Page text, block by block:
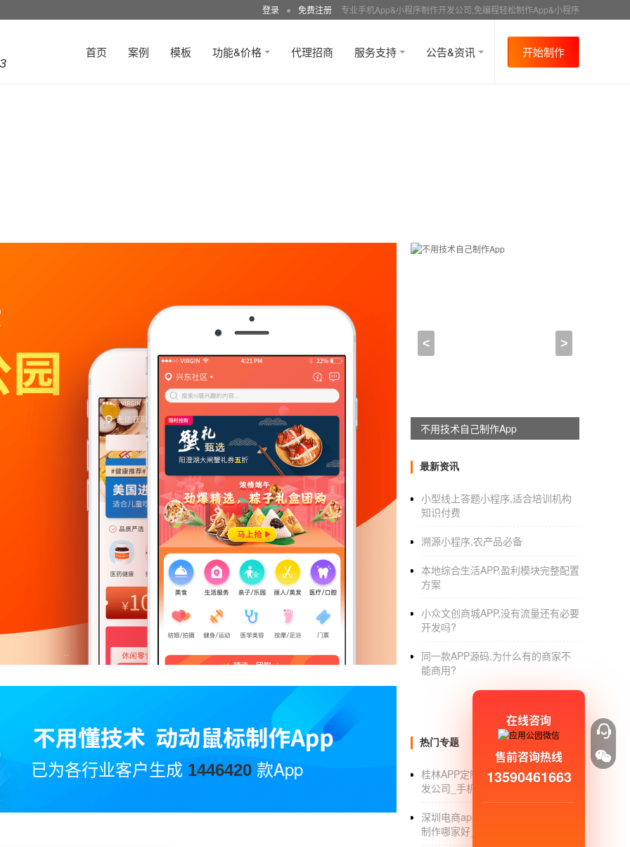
登录 ● 免费注册 专业手机App&小程序制作开发公司,免编程轻松制作App&小程序
首页 案例 模板 功能&价格 代理招商 服务支持 公告&资讯 开始制作
2021-12-05 16:30:00
【刘麦科技】到了一定年龄，创业几乎是每
字商务，作为流量时代的主流“吸金”工具，
app。毫不夸张地说，一款成功的app带来的好
然而，好处是显而易见的。
因此，很多正在创业的人，或者准备创业的
APP除了创意之外，还需要足够的“不可复制
的东西。
比如Tik Tok和微视。
那么为什么APP创业难呢？事实上，可以总结
1.技术难点：牛逼的应用大部分都是BAT，
2.扫一下注意力。APP的下载成本很高，消
几千万，但安装的应用不到30个。这足以说
推广难度
3.难养：即使用户愿意下载，下载后也难养。
有功能，会被用户无情卸载；如果APP有一
已为各行业客户生成 1446420 款App
< >
不用技术自己制作App
最新资讯
小型线上答题小程序,适合培训机构
知识付费
溯源小程序,农产品必备
本地综合生活APP,盈利模块完整配置
方案
小众文创商城APP,没有流量还有必要
开发吗?
同一款APP源码,为什么有的商家不
能商用?
热门专题
桂林APP定制_广西桂林APP定制开
发公司_手机软件_外包
深圳电商app制作_深圳电商app开发
制作哪家好_公司
在线咨询
售前咨询热线
13590461663